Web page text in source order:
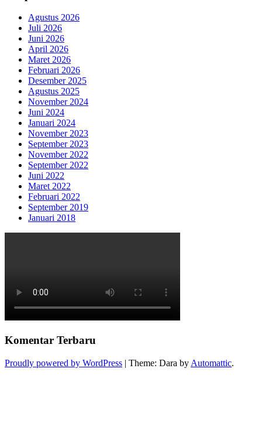
Agustus 2026
Juli 2026
Juni 2026
April 2026
Maret 2026
Februari 2026
Desember 2025
Agustus 2025
November 2024
Juni 2024
Januari 2024
November 2023
September 2023
November 2022
September 2022
Juni 2022
Maret 2022
Februari 2022
September 2019
Januari 2018
Komentar Terbaru
Proudly powered by WordPress | Theme: Dara by Automattic.